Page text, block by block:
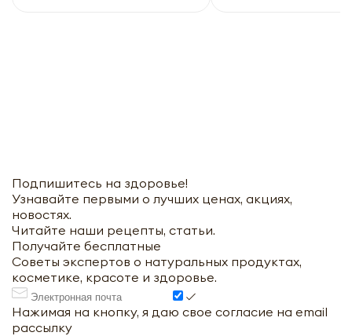
Подпишитесь на здоровье!
Узнавайте первыми о лучших ценах, акциях,
новостях.
Читайте наши рецепты, статьи.
Получайте бесплатные
Советы экспертов о натуральных продуктах,
косметике, красоте и здоровье.
Нажимая на кнопку, я даю свое согласие на email
рассылку